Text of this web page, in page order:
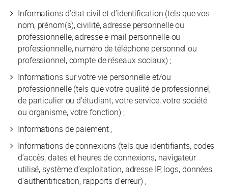
Informations d’état civil et d’identification (tels que vos
nom, prénom(s), civilité, adresse personnelle ou
professionnelle, adresse e-mail personnelle ou
professionnelle, numéro de téléphone personnel ou
professionnel, compte de réseaux sociaux) ;
Informations sur votre vie personnelle et/ou
professionnelle (tels que votre qualité de professionnel,
de particulier ou d’étudiant, votre service, votre société
ou organisme, votre fonction) ;
Informations de paiement ;
Informations de connexions (tels que identifiants, codes
d’accès, dates et heures de connexions, navigateur
utilisé, système d’exploitation, adresse IP, logs, données
d’authentification, rapports d’erreur) ;